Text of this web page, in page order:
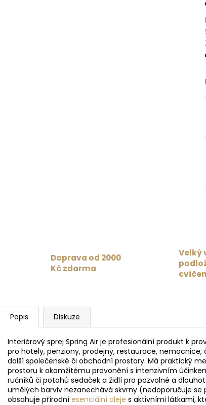
Doprava od 2000
Kč zdarma
Velký
Popis Diskuze
Interiérový sprej Spring Air je profesionální produkt k
pro hotely, penziony, prodejny, restaurace,
další společenské či obchodní prostory. Má praktický
prostoru k okamžitému provonění s intenzivním
ručníků či potahů sedaček a židlí pro pozvolné a
umělých barviv nezanechává skvrny (nedoporučuje
obsahuje přírodní esenciální oleje s aktivními látkami,